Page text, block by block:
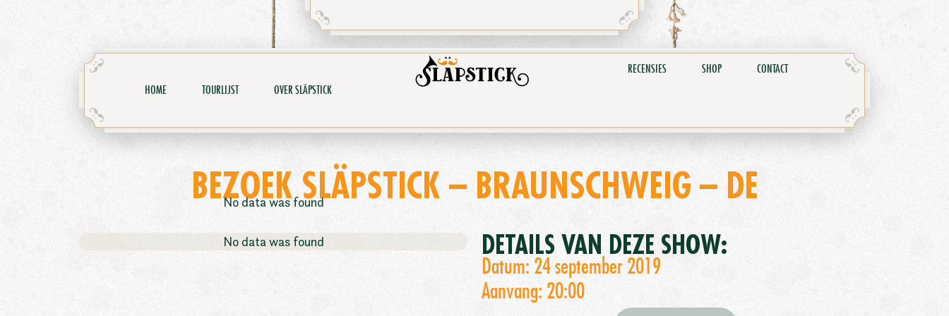
HOME TOURLIJST OVER SLÄPSTICK
RECENSIES SHOP CONTACT
BEZOEK SLÄPSTICK – BRAUNSCHWEIG – DE
DETAILS VAN DEZE SHOW:
Datum: 24 september 2019
Aanvang: 20:00
No data was found
No data was found